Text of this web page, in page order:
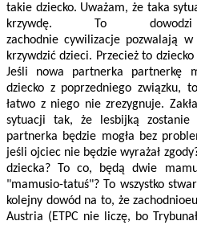
takie dziecko. Uważam, że taka
krzywdę. To
zachodnie cywilizacje pozwalają w
krzywdzić dzieci. Przecież to
Jeśli nowa partnerka partnerkę
dziecko z poprzedniego związku,
łatwo z niego nie zrezygnuje.
sytuacji tak, że lesbijką
partnerka będzie mogła bez
jeśli ojciec nie będzie wyrażał
dziecka? To co, będą dwie
"mamusio-tatuś"? To wszystko
kolejny dowód na to, że
Austria (ETPC nie liczę, bo